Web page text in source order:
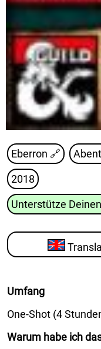
Eberron 🔗
2018
Unterstütze
Umfang
One-Shot (4
Warum habe ich